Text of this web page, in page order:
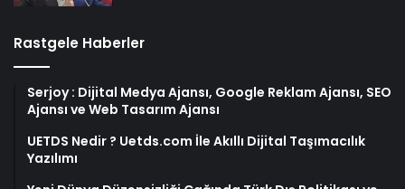
Rastgele Haberler
Serjoy : Dijital Medya Ajansı, Google Reklam Ajansı, SEO
Ajansı ve Web Tasarım Ajansı
UETDS Nedir ? Uetds.com İle Akıllı Dijital Taşımacılık
Yazılımı